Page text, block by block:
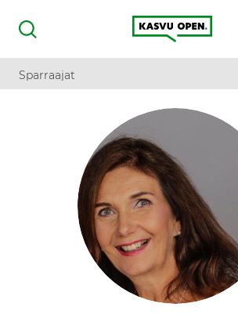
Haku
Kasvu Open
Sparraajat